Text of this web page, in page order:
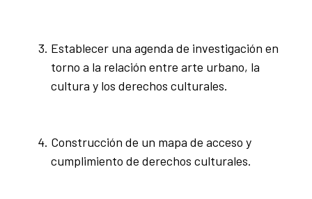
Establecer una agenda de investigación en
torno a la relación entre arte urbano, la
cultura y los derechos culturales.
Construcción de un mapa de acceso y
cumplimiento de derechos culturales.